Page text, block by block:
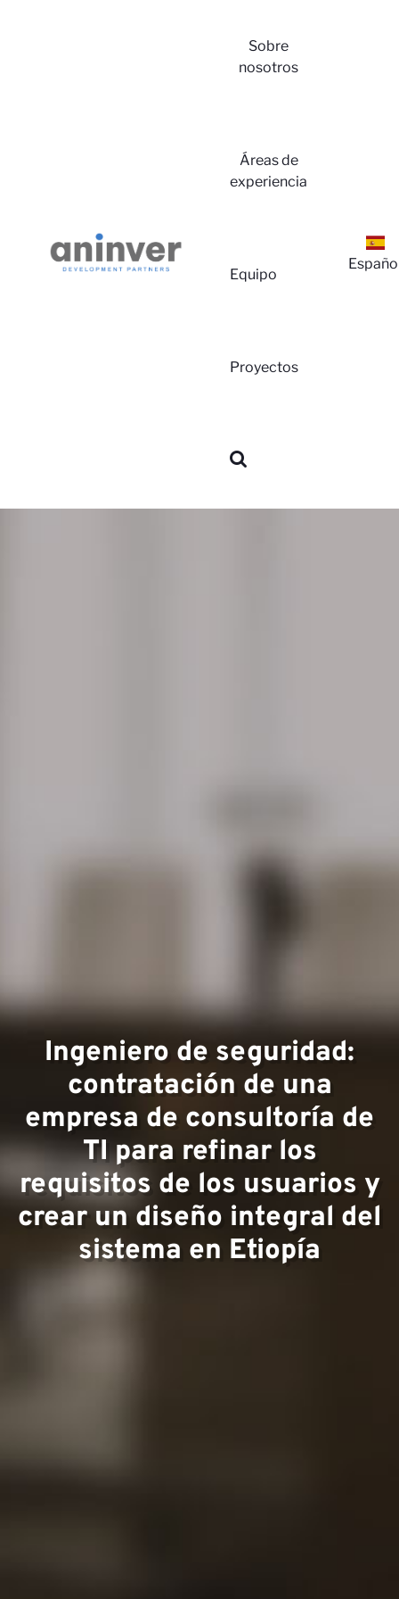
Sobre
nosotros
Áreas de
experiencia
Equipo
Proyectos
Iniciar
Sesión
Áreas
Ingeniero de seguridad:
contratación de una
empresa de consultoría de
TI para refinar los
requisitos de los usuarios y
crear un diseño integral del
sistema en Etiopía